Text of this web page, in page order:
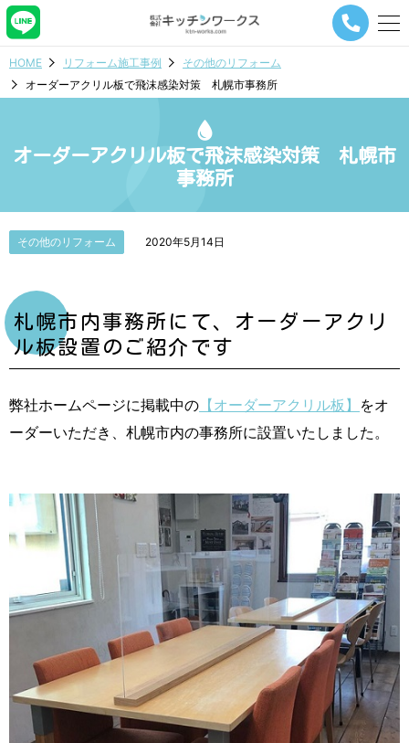
メ
ナ
ー
シ
ボ
HOME リフォーム施工事例
その他のリフォーム
オーダーアクリル板で飛沫感染対策 札幌市事務所
オーダーアクリル板で飛沫感染対策 札幌市
事務所
その他のリフォーム 2020年5月14日
札幌市内事務所にて、オーダーアクリ
ル板設置のご紹介です
弊社ホームページに掲載中の 【オーダーアクリル板】 をオ
ーダーいただき、札幌市内の事務所に設置いたしました。